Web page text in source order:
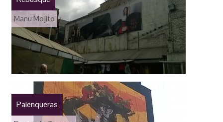
Manu Mojito
Palenqueras